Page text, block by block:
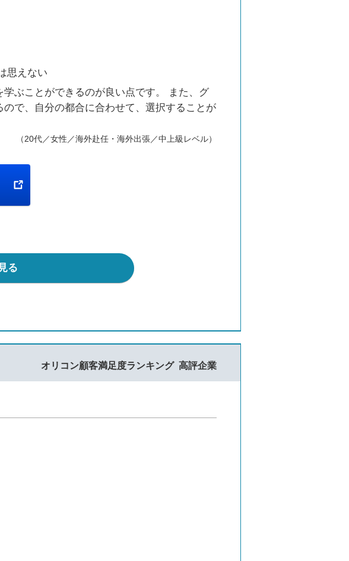
思えない
ぶことができるのが良い点です。 また、グ
で、自分の都合に合わせて、選択することが
（20代／女性／海外赴任・海外出張／中上級レベル）
る
オリコン顧客満足度ランキング 高評企業